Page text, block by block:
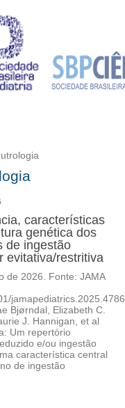
características
genética dos
de ingestão
evitativa/restritiva
de 2026. Fonte: JAMA
jamapediatrics.2025.4786.
Bjørndal, Elizabeth C.
J. Hannigan, et al
Um repertório
e/ou ingestão
característica central
de ingestão